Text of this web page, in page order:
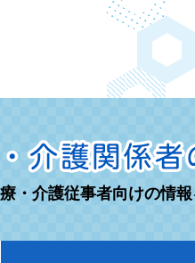
・介護従事者向けの情